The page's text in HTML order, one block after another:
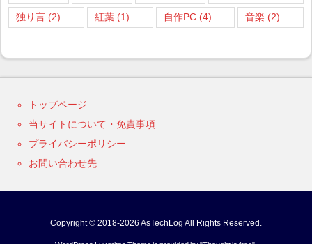
独り言 (2) 紅葉(1) 自作PC(4) 音楽 (2)
トップページ
当サイトについて・免責事項
プライバシーポリシー
お問い合わせ先
Copyright © 2018-2026 AsTechLog All Rights Reserved.